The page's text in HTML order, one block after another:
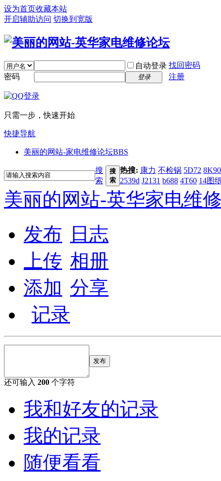
设为首页收藏本站
开启辅助访问 切换到宽版
自动登录 找回密码
密码
登录 注册
只需一步，快速开始
快捷导航
美丽的网站-家电维修论坛BBS
搜
索
搜
索
热搜: 康力 不检锅 5D72 8K90
2539d J2131 b688 4T60 14图
美丽的网站-英华家电维
发布
日志
上传 相册
添加 分享
记录
发布
还可输入 200 个字符
我和好友的记录
我的记录
随便看看